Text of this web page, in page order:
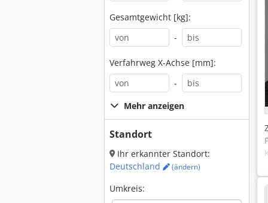
Gesamtgewicht [kg]:
-
Verfahrweg X-Achse [mm]:
-
Mehr anzeigen
Standort
Ihr erkannter Standort:
Deutschland
(ändern)
Umkreis: